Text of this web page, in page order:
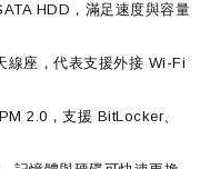
HDD，滿足速度與容量
線座，代表支援外接 Wi-Fi
2.0，支援 BitLocker、